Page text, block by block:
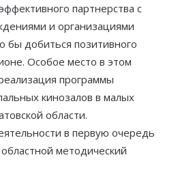
партнерства с
и организациями
бы добиться позитивного
Особое место в этом
программы
кинозалов в малых
области.
в первую очередь
методический